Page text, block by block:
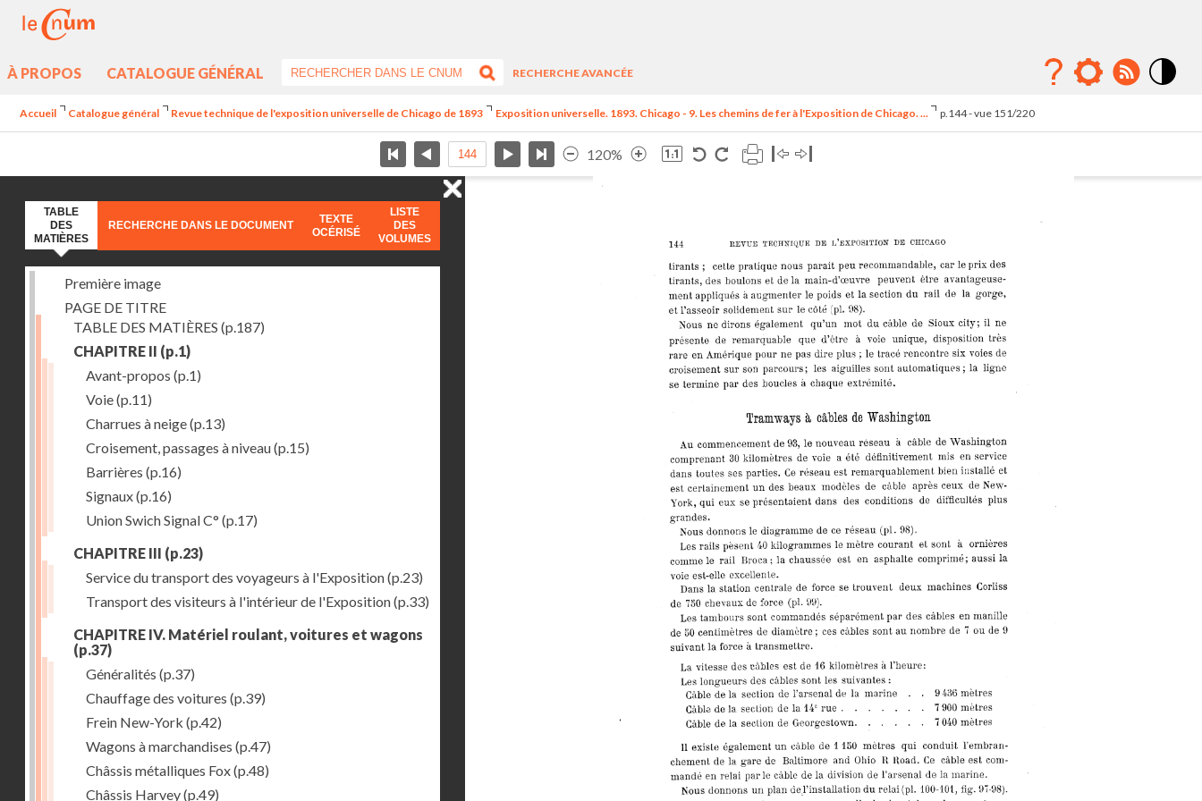
À PROPOS CATALOGUE GÉNÉRAL
RECHERCHE AVANCÉE
Accueil Catalogue général Revue technique de l'exposition universelle de Chicago de 1893 Exposition universelle. 1893. Chicago - 9. Les chemins de fer à l'Exposition de Chicago. ... p.144 - vue 151/220
120%
TABLE
DES
MATIÈRES
RECHERCHE DANS LE DOCUMENT
TEXTE
OCÉRISÉ
LISTE
DES
VOLUMES
Première image
PAGE DE TITRE
TABLE DES MATIÈRES (p.187)
CHAPITRE II (p.1)
Avant-propos (p.1)
Voie(p.11)
Charrues à neige(p.13)
Croisement, passages à niveau(p.15)
Barrières (p.16)
Signaux(p.16)
Union Swich Signal C° (p.17)
CHAPITRE III (p.23)
Service du transport des voyageurs à l'Exposition(p.23)
Transport des visiteurs à l'intérieur de l'Exposition(p.33)
CHAPITRE IV. Matériel roulant, voitures et wagons
(p.37)
Généralités (p.37)
Chauffage des voitures (p.39)
Frein New-York (p.42)
Wagons à marchandises (p.47)
Châssis métalliques Fox(p.48)
Châssis Harvey(p.49)